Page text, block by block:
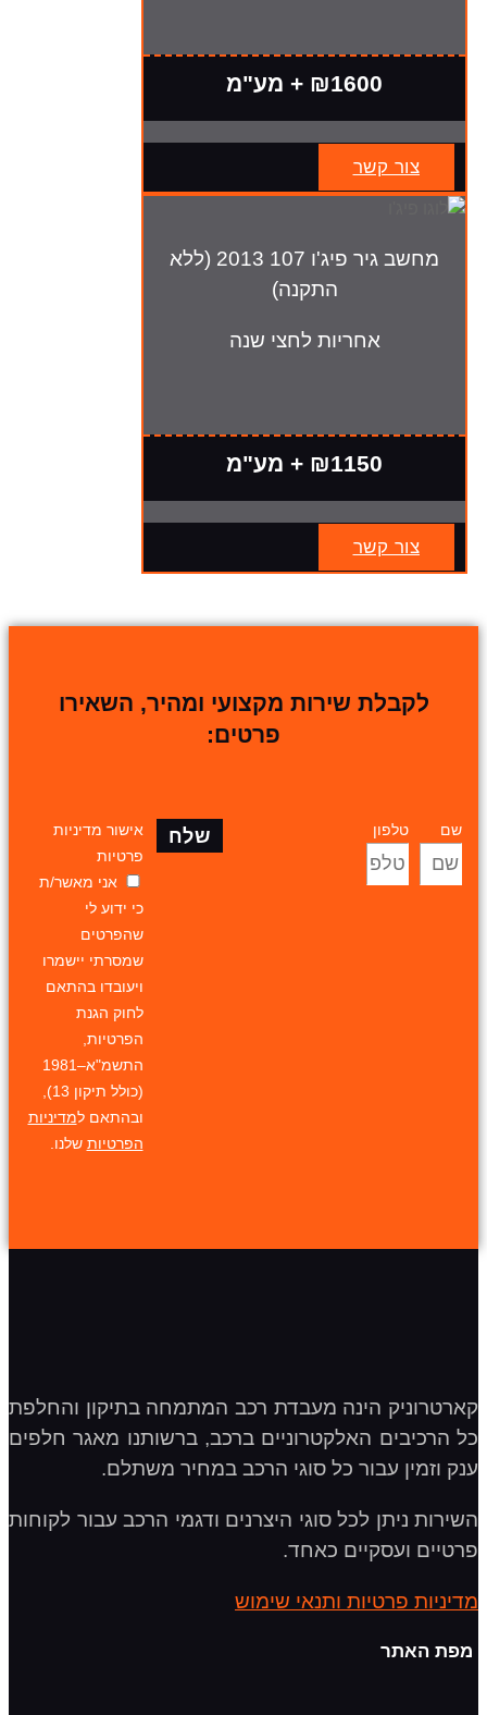
₪1600 + מע"מ
צור קשר
מחשב גיר פיג'ו 107 2013 (ללא
התקנה)
אחריות לחצי שנה
₪1150 + מע"מ
צור קשר
לקבלת שירות מקצועי ומהיר, השאירו
פרטים:
שם טלפון
אישור מדיניות
פרטיות
אני מאשר/ת
כי ידוע לי
שהפרטים
שמסרתי יישמרו
ויעובדו בהתאם
לחוק הגנת
הפרטיות,
התשמ"א–1981
(כולל תיקון 13),
ובהתאם למדיניות
הפרטיות שלנו.
שלח
קארטרוניק הינה מעבדת רכב המתמחה בתיקון והחלפת
כל הרכיבים האלקטרוניים ברכב, ברשותנו מאגר חלפים
ענק וזמין עבור כל סוגי הרכב במחיר משתלם.
השירות ניתן לכל סוגי היצרנים ודגמי הרכב עבור לקוחות
פרטיים ועסקיים כאחד.
מדיניות פרטיות ותנאי שימוש
מפת האתר